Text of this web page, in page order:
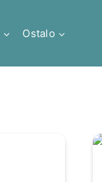
Ostalo